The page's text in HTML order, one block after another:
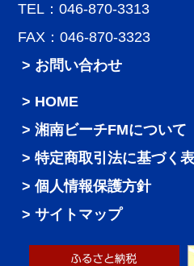
TEL：046-870-3313
FAX：046-870-3323
> お問い合わせ
HOME
湘南ビーチFMについて
特定商取引法に基づく
個人情報保護方針
サイトマップ